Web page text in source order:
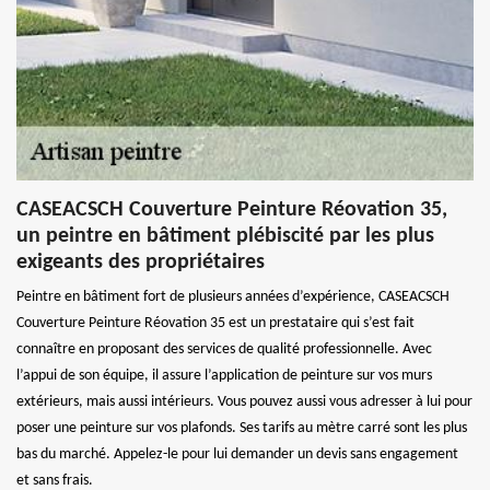
CASEACSCH Couverture Peinture Réovation 35,
un peintre en bâtiment plébiscité par les plus
exigeants des propriétaires
Peintre en bâtiment fort de plusieurs années d’expérience, CASEACSCH
Couverture Peinture Réovation 35 est un prestataire qui s’est fait
connaître en proposant des services de qualité professionnelle. Avec
l’appui de son équipe, il assure l’application de peinture sur vos murs
extérieurs, mais aussi intérieurs. Vous pouvez aussi vous adresser à lui pour
poser une peinture sur vos plafonds. Ses tarifs au mètre carré sont les plus
bas du marché. Appelez-le pour lui demander un devis sans engagement
et sans frais.